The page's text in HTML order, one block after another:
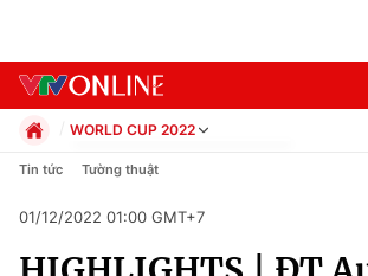
Chuyên mục
WORLD CUP 2022
Chính trị
Pháp luật
Kinh tế
Tin tức Tường thuật
01/12/2022 01:00 GMT+7